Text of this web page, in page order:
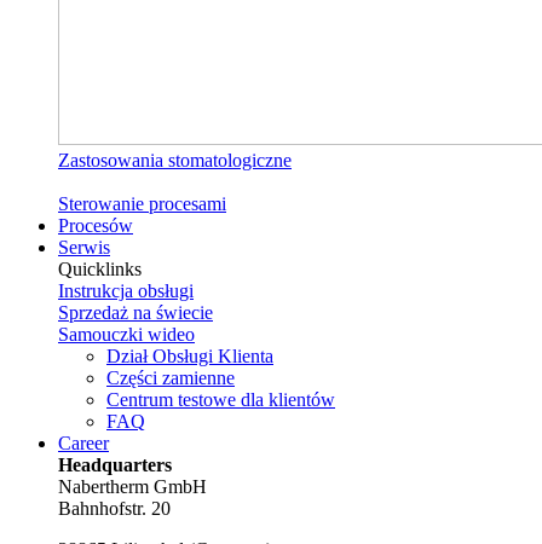
Zastosowania stomatologiczne
Sterowanie procesami
Procesów
Serwis
Quicklinks
Instrukcja obsługi
Sprzedaż na świecie
Samouczki wideo
Dział Obsługi Klienta
Części zamienne
Centrum testowe dla klientów
FAQ
Career
Headquarters
Nabertherm GmbH
Bahnhofstr. 20